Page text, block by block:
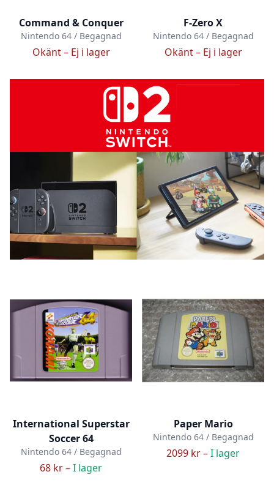
Command & Conquer
Nintendo 64 / Begagnad
Okänt – Ej i lager
F-Zero X
Nintendo 64 / Begagnad
Okänt – Ej i lager
International Superstar
Soccer 64
Nintendo 64 / Begagnad
68 kr –I lager
Paper Mario
Nintendo 64 / Begagnad
2099 kr –I lager